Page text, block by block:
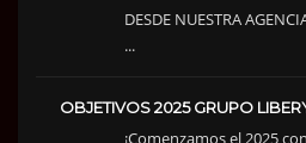
DESDE NUESTRA
...
OBJETIVOS 2025 GRUPO
¡Comenzamos el 2025